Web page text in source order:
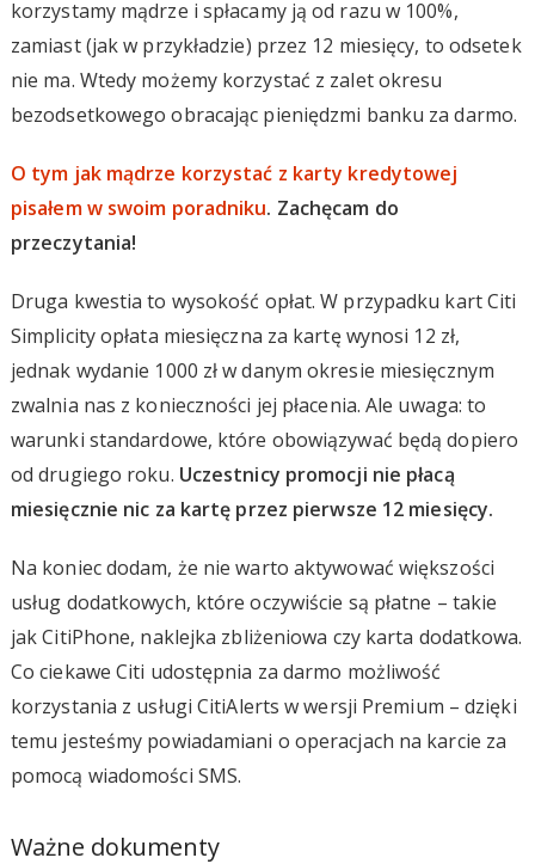
korzystamy mądrze i spłacamy ją od razu w 100%,
zamiast (jak w przykładzie) przez 12 miesięcy, to odsetek
nie ma. Wtedy możemy korzystać z zalet okresu
bezodsetkowego obracając pieniędzmi banku za darmo.
O tym jak mądrze korzystać z karty kredytowej
pisałem w swoim poradniku. Zachęcam do
przeczytania!
Druga kwestia to wysokość opłat. W przypadku kart Citi
Simplicity opłata miesięczna za kartę wynosi 12 zł,
jednak wydanie 1000 zł w danym okresie miesięcznym
zwalnia nas z konieczności jej płacenia. Ale uwaga: to
warunki standardowe, które obowiązywać będą dopiero
od drugiego roku. Uczestnicy promocji nie płacą
miesięcznie nic za kartę przez pierwsze 12 miesięcy.
Na koniec dodam, że nie warto aktywować większości
usług dodatkowych, które oczywiście są płatne – takie
jak CitiPhone, naklejka zbliżeniowa czy karta dodatkowa.
Co ciekawe Citi udostępnia za darmo możliwość
korzystania z usługi CitiAlerts w wersji Premium – dzięki
temu jesteśmy powiadamiani o operacjach na karcie za
pomocą wiadomości SMS.
Ważne dokumenty